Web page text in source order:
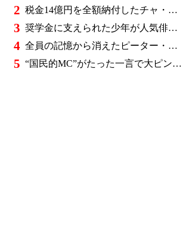
2 税金14億円を全額納付したチャ・ウヌ、今度は軍服姿で登場…鍛え上げた上半身に驚きの声
3 奨学金に支えられた少年が人気俳優へ…今度は子どもたちに総額5,000万円を寄付
4 全員の記憶から消えたピーター・パーカーに謎の敵と制御不能の新能力…『スパイダーマン：ブランド・ニュー・デイ』に期待爆発
5 “国民的MC”がたった一言で大ピンチ…劇場ミュージカルを巡る発言に批判続出、ついに長文で謝罪